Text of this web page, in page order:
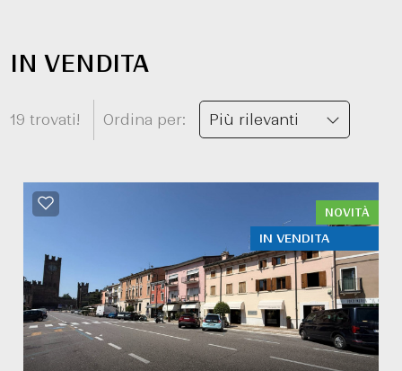
IN VENDITA
19 trovati! Ordina per: Più rilevanti
IN VENDITA
NOVITÀ